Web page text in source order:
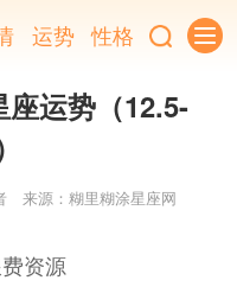
运势 性格
运势（12.5-
来源：糊里糊涂星座网
资源